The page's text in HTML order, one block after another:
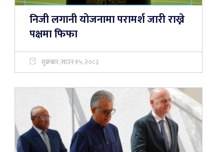
निजी लगानी योजनामा परामर्श जारी राख्ने
पक्षमा फिफा
शुक्रबार, साउन १५, २०८३